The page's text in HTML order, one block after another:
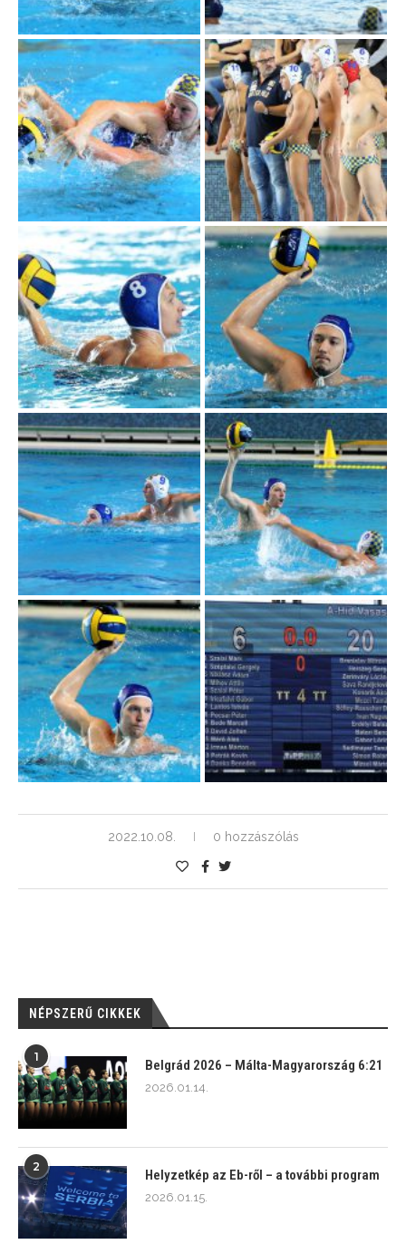
2022.10.08. 0 hozzászólás
NÉPSZERŰ CIKKEK
1
Belgrád 2026 – Málta-Magyarország 6:21
2026.01.14.
2
Helyzetkép az Eb-ről – a további program
2026.01.15.